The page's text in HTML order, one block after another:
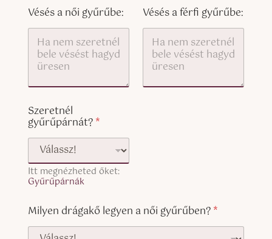
c
o
i
e
Vésés a női gyűrűbe: Vésés a férfi gyűrűbe:
Szeretnél
gyűrűpárnát?*
Itt megnézheted őket:
Gyűrűpárnák
Milyen drágakő legyen a női gyűrűben?*